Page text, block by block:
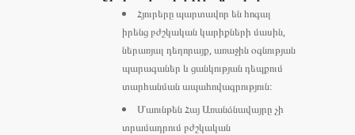
Հյուրերը պարտավոր են հոգալ
իրենց բժշկական կարիքների մասին,
ներառյալ դեղորայք, առաջին օգնության
պարագաներ և ցանկության դեպքում
տարհանման ապահովագրություն։
Մաունթեն Հայ Առանձնավայրը չի
տրամադրում բժշկական